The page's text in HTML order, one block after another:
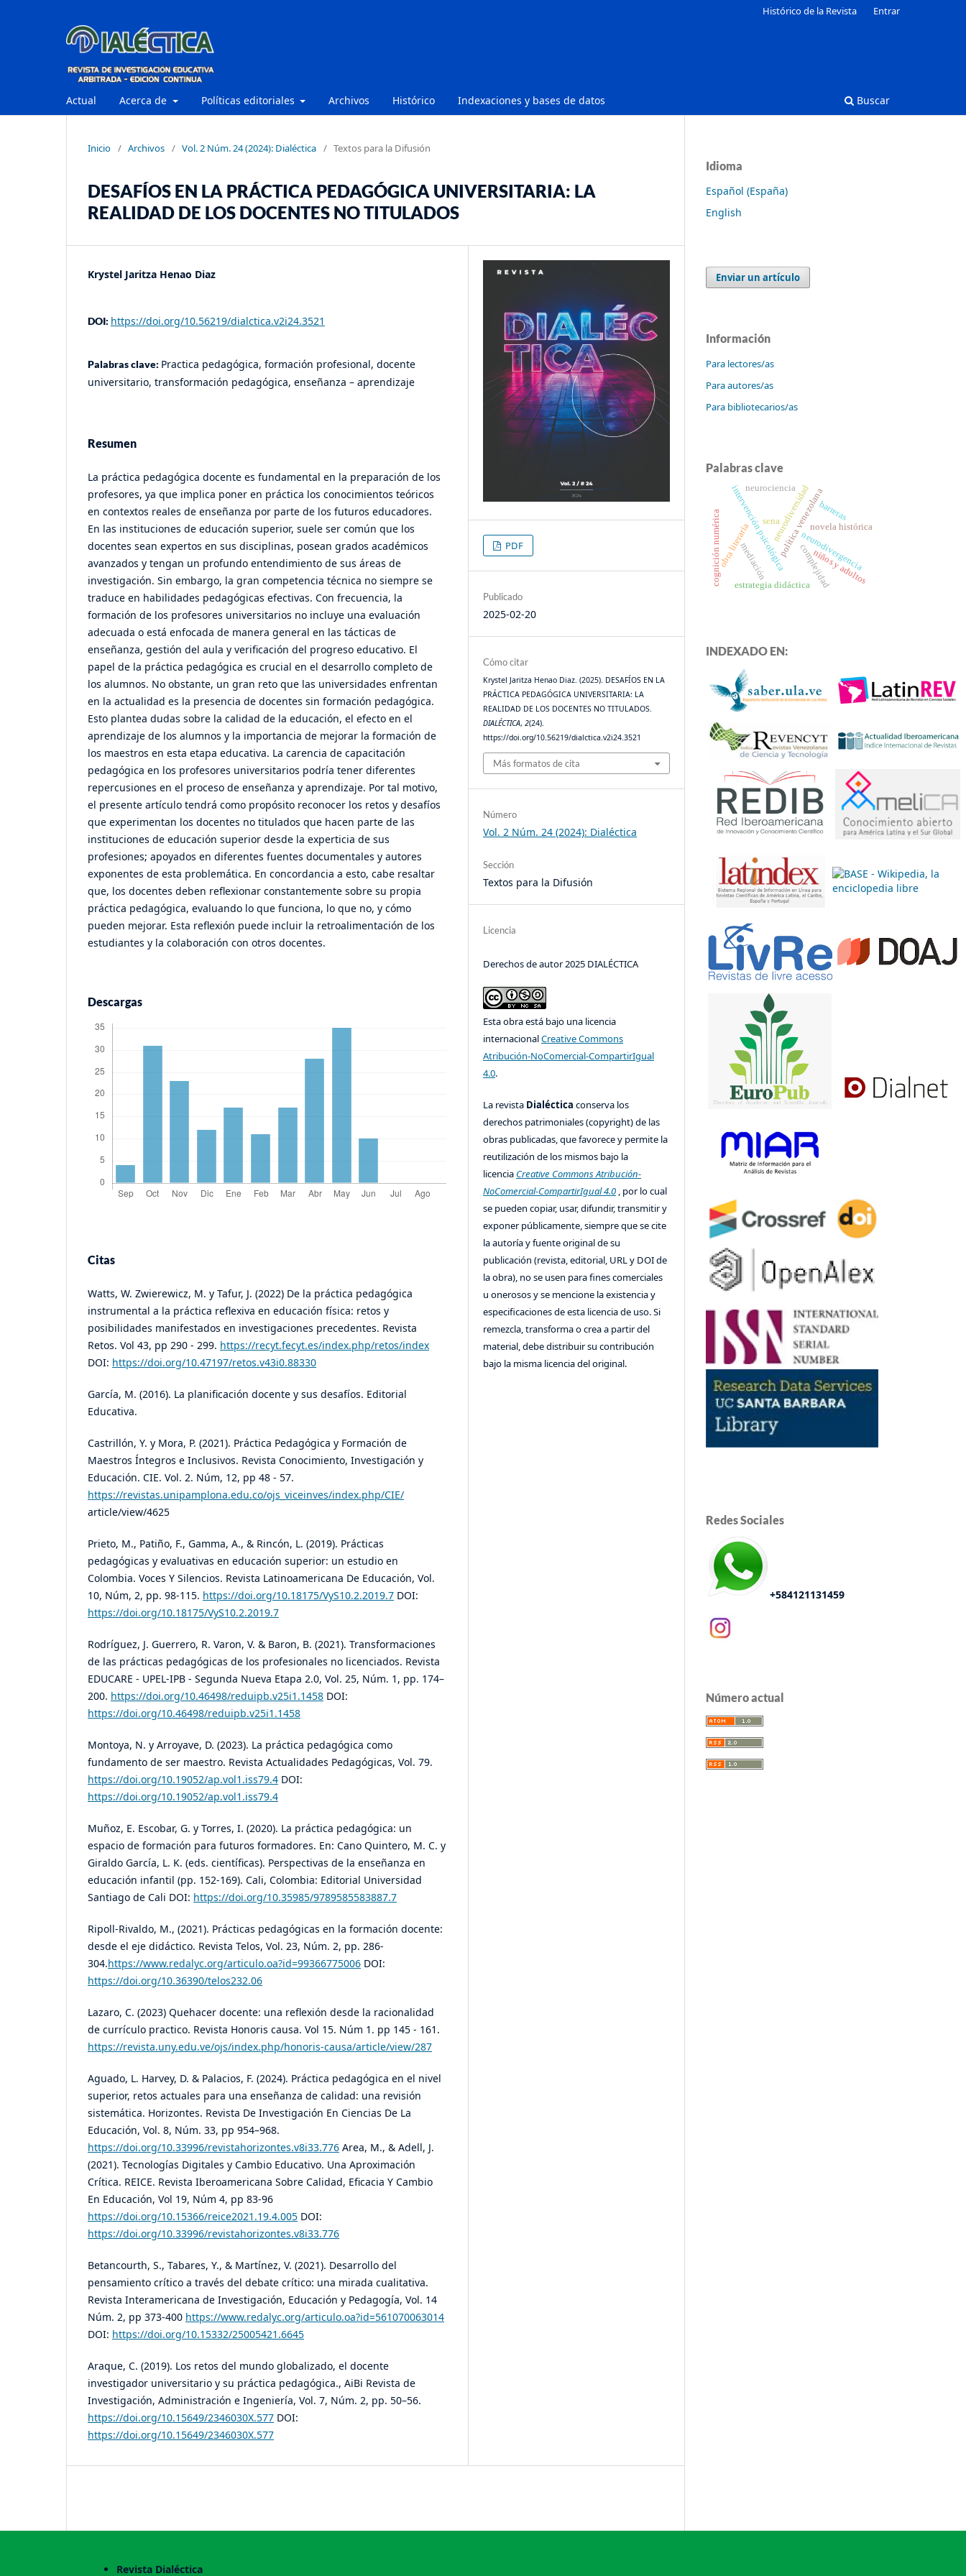
Actual Acerca de Políticas editoriales Archivos Histórico Indexaciones y bases de datos Buscar
Histórico de la Revista Entrar
Inicio / Archivos / Vol. 2 Núm. 24 (2024): Dialéctica / Textos para la Difusión
DESAFÍOS EN LA PRÁCTICA PEDAGÓGICA UNIVERSITARIA: LA
REALIDAD DE LOS DOCENTES NO TITULADOS
Krystel Jaritza Henao Diaz
DOI: https://doi.org/10.56219/dialctica.v2i24.3521
Palabras clave: Practica pedagógica, formación profesional, docente
universitario, transformación pedagógica, enseñanza – aprendizaje
Resumen
La práctica pedagógica docente es fundamental en la preparación de los
profesores, ya que implica poner en práctica los conocimientos teóricos
en contextos reales de enseñanza por parte de los futuros educadores.
En las instituciones de educación superior, suele ser común que los
docentes sean expertos en sus disciplinas, posean grados académicos
avanzados y tengan un profundo entendimiento de sus áreas de
investigación. Sin embargo, la gran competencia técnica no siempre se
traduce en habilidades pedagógicas efectivas. Con frecuencia, la
formación de los profesores universitarios no incluye una evaluación
adecuada o está enfocada de manera general en las tácticas de
enseñanza, gestión del aula y verificación del progreso educativo. El
papel de la práctica pedagógica es crucial en el desarrollo completo de
los alumnos. No obstante, un gran reto que las universidades enfrentan
en la actualidad es la presencia de docentes sin formación pedagógica.
Esto plantea dudas sobre la calidad de la educación, el efecto en el
aprendizaje de los alumnos y la importancia de mejorar la formación de
los maestros en esta etapa educativa. La carencia de capacitación
pedagógica en los profesores universitarios podría tener diferentes
repercusiones en el proceso de enseñanza y aprendizaje. Por tal motivo,
el presente artículo tendrá como propósito reconocer los retos y desafíos
que experimentan los docentes no titulados que hacen parte de las
instituciones de educación superior desde la experticia de sus
profesiones; apoyados en diferentes fuentes documentales y autores
exponentes de esta problemática. En concordancia a esto, cabe resaltar
que, los docentes deben reflexionar constantemente sobre su propia
práctica pedagógica, evaluando lo que funciona, lo que no, y cómo
pueden mejorar. Esta reflexión puede incluir la retroalimentación de los
estudiantes y la colaboración con otros docentes.
Descargas
Citas
Watts, W. Zwierewicz, M. y Tafur, J. (2022) De la práctica pedagógica
instrumental a la práctica reflexiva en educación física: retos y
posibilidades manifestados en investigaciones precedentes. Revista
Retos. Vol 43, pp 290 - 299. https://recyt.fecyt.es/index.php/retos/index
DOI: https://doi.org/10.47197/retos.v43i0.88330
García, M. (2016). La planificación docente y sus desafíos. Editorial
Educativa.
Castrillón, Y. y Mora, P. (2021). Práctica Pedagógica y Formación de
Maestros Íntegros e Inclusivos. Revista Conocimiento, Investigación y
Educación. CIE. Vol. 2. Núm, 12, pp 48 - 57.
https://revistas.unipamplona.edu.co/ojs_viceinves/index.php/CIE/
article/view/4625
Prieto, M., Patiño, F., Gamma, A., & Rincón, L. (2019). Prácticas
pedagógicas y evaluativas en educación superior: un estudio en
Colombia. Voces Y Silencios. Revista Latinoamericana De Educación, Vol.
10, Núm, 2, pp. 98-115. https://doi.org/10.18175/VyS10.2.2019.7 DOI:
https://doi.org/10.18175/VyS10.2.2019.7
Rodríguez, J. Guerrero, R. Varon, V. & Baron, B. (2021). Transformaciones
de las prácticas pedagógicas de los profesionales no licenciados. Revista
EDUCARE - UPEL-IPB - Segunda Nueva Etapa 2.0, Vol. 25, Núm. 1, pp. 174–
200. https://doi.org/10.46498/reduipb.v25i1.1458 DOI:
https://doi.org/10.46498/reduipb.v25i1.1458
Montoya, N. y Arroyave, D. (2023). La práctica pedagógica como
fundamento de ser maestro. Revista Actualidades Pedagógicas, Vol. 79.
https://doi.org/10.19052/ap.vol1.iss79.4 DOI:
https://doi.org/10.19052/ap.vol1.iss79.4
Muñoz, E. Escobar, G. y Torres, I. (2020). La práctica pedagógica: un
espacio de formación para futuros formadores. En: Cano Quintero, M. C. y
Giraldo García, L. K. (eds. científicas). Perspectivas de la enseñanza en
educación infantil (pp. 152-169). Cali, Colombia: Editorial Universidad
Santiago de Cali DOI: https://doi.org/10.35985/9789585583887.7
Ripoll-Rivaldo, M., (2021). Prácticas pedagógicas en la formación docente:
desde el eje didáctico. Revista Telos, Vol. 23, Núm. 2, pp. 286-
304.https://www.redalyc.org/articulo.oa?id=99366775006 DOI:
https://doi.org/10.36390/telos232.06
Lazaro, C. (2023) Quehacer docente: una reflexión desde la racionalidad
de currículo practico. Revista Honoris causa. Vol 15. Núm 1. pp 145 - 161.
https://revista.uny.edu.ve/ojs/index.php/honoris-causa/article/view/287
Aguado, L. Harvey, D. & Palacios, F. (2024). Práctica pedagógica en el nivel
superior, retos actuales para una enseñanza de calidad: una revisión
sistemática. Horizontes. Revista De Investigación En Ciencias De La
Educación, Vol. 8, Núm. 33, pp 954–968.
https://doi.org/10.33996/revistahorizontes.v8i33.776 Area, M., & Adell, J.
(2021). Tecnologías Digitales y Cambio Educativo. Una Aproximación
Crítica. REICE. Revista Iberoamericana Sobre Calidad, Eficacia Y Cambio
En Educación, Vol 19, Núm 4, pp 83-96
https://doi.org/10.15366/reice2021.19.4.005 DOI:
https://doi.org/10.33996/revistahorizontes.v8i33.776
Betancourth, S., Tabares, Y., & Martínez, V. (2021). Desarrollo del
pensamiento crítico a través del debate crítico: una mirada cualitativa.
Revista Interamericana de Investigación, Educación y Pedagogía, Vol. 14
Núm. 2, pp 373-400 https://www.redalyc.org/articulo.oa?id=561070063014
DOI: https://doi.org/10.15332/25005421.6645
Araque, C. (2019). Los retos del mundo globalizado, el docente
investigador universitario y su práctica pedagógica., AiBi Revista de
Investigación, Administración e Ingeniería, Vol. 7, Núm. 2, pp. 50–56.
https://doi.org/10.15649/2346030X.577 DOI:
https://doi.org/10.15649/2346030X.577
PDF
Publicado
2025-02-20
Cómo citar
Krystel Jaritza Henao Diaz. (2025). DESAFÍOS EN LA
PRÁCTICA PEDAGÓGICA UNIVERSITARIA: LA
REALIDAD DE LOS DOCENTES NO TITULADOS.
DIALÉCTICA,2(24).
https://doi.org/10.56219/dialctica.v2i24.3521
Más formatos de cita
Número
Vol. 2 Núm. 24 (2024): Dialéctica
Sección
Textos para la Difusión
Licencia
Derechos de autor 2025 DIALÉCTICA
Esta obra está bajo una licencia
internacionalCreative Commons
Atribución-NoComercial-CompartirIgual
4.0.
La revista Dialécticaconserva los
derechos patrimoniales (copyright) de las
obras publicadas, que favorece y permite la
reutilización de los mismos bajo la
licencia Creative Commons Atribución-
NoComercial-CompartirIgual 4.0 , por lo cual
se pueden copiar, usar, difundir, transmitir y
exponer públicamente, siempre que se cite
la autoría y fuente original de su
publicación (revista, editorial, URL y DOI de
la obra), no se usen para fines comerciales
u onerosos y se mencione la existencia y
especificaciones de esta licencia de uso. Si
remezcla, transforma o crea a partir del
material, debe distribuir su contribución
bajo la misma licencia del original.
Idioma
Español (España)
English
Enviar un artículo
Información
Para lectores/as
Para autores/as
Para bibliotecarios/as
Palabras clave
intervención psicológicapolítica venezolananeurodivergencia
neurodiversidad
neurociencia
mediación
estrategia didáctica
novela histórica
obra literaria complejidad
sena
niños y adultos
cognición numérica barreras
INDEXADO EN:
Redes Sociales
+584121131459
Número actual
Revista Dialéctica